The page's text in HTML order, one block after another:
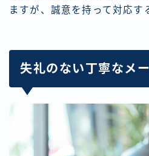
ますが、誠意を持って対応す
失礼のない丁寧なメ